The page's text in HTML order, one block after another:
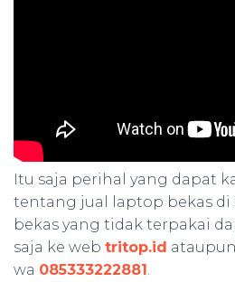
Itu saja perihal yang dapat
tentang jual laptop bekas di
bekas yang tidak terpakai
saja ke web tritop.id
wa 085333222881.